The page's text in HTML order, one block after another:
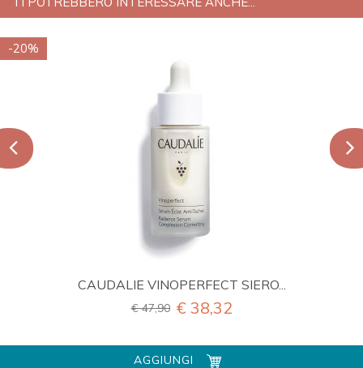
CAUDALIE VINOPERFECT SIERO...
€ 47,90 € 38,32
-20%
AGGIUNGI